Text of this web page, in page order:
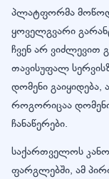
პლატფორმა
ყოველგვარი
ჩვენ არ ვიძლევით
თავისუფალ
დომენი გაიყიდება,
როგორიცაა
ჩანაწერები.
საქართველოს
ფარგლებში, ამ